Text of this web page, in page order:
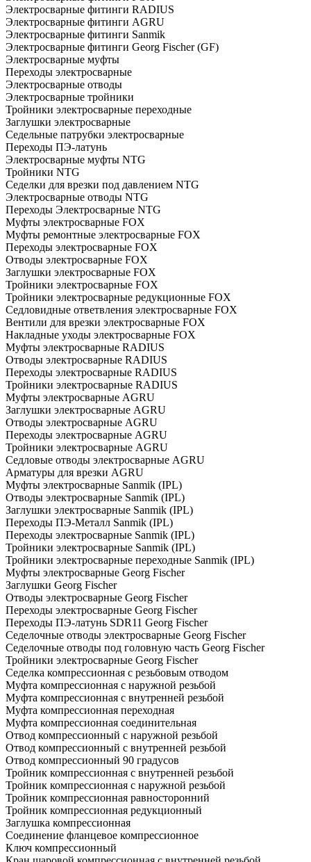
Электросварные фитинги RADIUS
Электросварные фитинги AGRU
Электросварные фитинги Sanmik
Электросварные фитинги Georg Fischer (GF)
Электросварные муфты
Переходы электросварные
Электросварные отводы
Электросварные тройники
Тройники электросварные переходные
Заглушки электросварные
Седельные патрубки электросварные
Переходы ПЭ-латунь
Электросварные муфты NTG
Тройники NTG
Седелки для врезки под давлением NTG
Электросварные отводы NTG
Переходы Электросварные NTG
Муфты электросварные FOX
Муфты ремонтные электросварные FOX
Переходы электросварные FOX
Отводы электросварные FOX
Заглушки электросварные FOX
Тройники электросварные FOX
Тройники электросварные редукционные FOX
Седловидные ответвления электросварные FOX
Вентили для врезки электросварные FOX
Накладные уходы электросварные FOX
Муфты электросварные RADIUS
Отводы электросварные RADIUS
Переходы электросварные RADIUS
Тройники электросварные RADIUS
Муфты электросварные AGRU
Заглушки электросварные AGRU
Отводы электросварные AGRU
Переходы электросварные AGRU
Тройники электросварные AGRU
Седловые отводы электросварные AGRU
Арматуры для врезки AGRU
Муфты электросварные Sanmik (IPL)
Отводы электросварные Sanmik (IPL)
Заглушки электросварные Sanmik (IPL)
Переходы ПЭ-Металл Sanmik (IPL)
Переходы электросварные Sanmik (IPL)
Тройники электросварные Sanmik (IPL)
Тройники электросварные переходные Sanmik (IPL)
Муфты электросварные Georg Fischer
Заглушки Georg Fischer
Отводы электросварные Georg Fischer
Переходы электросварные Georg Fischer
Переходы ПЭ-латунь SDR11 Georg Fischer
Седелочные отводы электросварные Georg Fischer
Седелочные отводы под головную часть Georg Fischer
Тройники электросварные Georg Fischer
Седелка компрессионная с резьбовым отводом
Муфта компрессионная с наружной резьбой
Муфта компрессионная с внутренней резьбой
Муфта компрессионная переходная
Муфта компрессионная соединительная
Отвод компрессионный с наружной резьбой
Отвод компрессионный с внутренней резьбой
Отвод компрессионный 90 градусов
Тройник компрессионная с внутренней резьбой
Тройник компрессионная с наружной резьбой
Тройник компрессионная равносторонний
Тройник компрессионная редукционный
Заглушка компрессионная
Соединение фланцевое компрессионное
Ключ компрессионный